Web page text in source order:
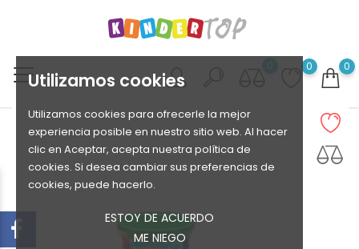
Utilizamos cookies
Utilizamos cookies para ofrecerle la mejor
experiencia posible en nuestro sitio web. Al hacer
clic en Aceptar, acepta nuestra política de
cookies. Si desea cambiar sus preferencias de
cookies, puede hacerlo.
ESTOY DE ACUERDO
ME NIEGO
0
0